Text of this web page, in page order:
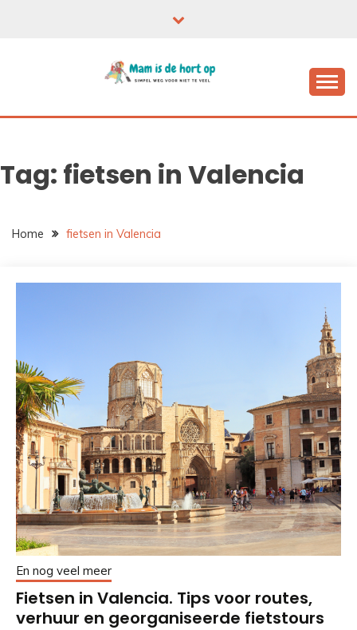
Tag: fietsen in Valencia
Home fietsen in Valencia
En nog veel meer
Fietsen in Valencia. Tips voor routes,
verhuur en georganiseerde fietstours